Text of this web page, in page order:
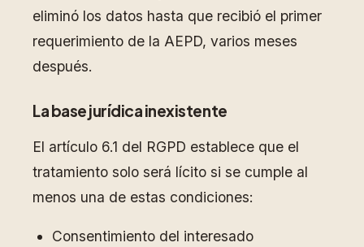
eliminó los datos hasta que recibió el primer
requerimiento de la AEPD, varios meses
después.
La base jurídica inexistente
El artículo 6.1 del RGPD establece que el
tratamiento solo será lícito si se cumple al
menos una de estas condiciones:
Consentimiento del interesado